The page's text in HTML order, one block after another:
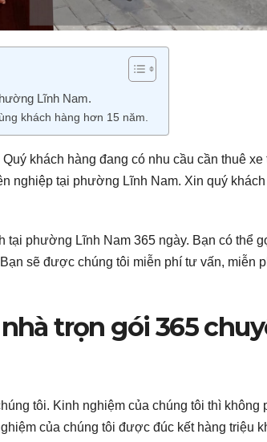
Lĩnh Nam.
khách hàng hơn 15 năm.
khách hàng đang có nhu cầu cần thuê xe
nghiệp tại phường Lĩnh Nam. Xin quý
tại phường Lĩnh Nam 365 ngày. Bạn có thể
sẽ được chúng tôi miễn phí tư vấn, miễn
trọn gói 365
tôi. Kinh nghiệm của chúng tôi thì không
của chúng tôi được đúc kết hàng triệu